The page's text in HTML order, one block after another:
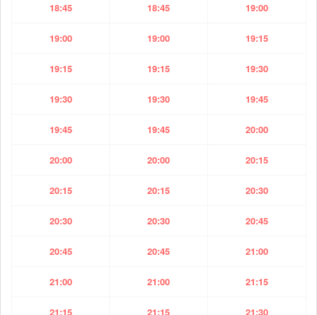
18:45 18:45 19:00
19:00 19:00 19:15
19:15 19:15 19:30
19:30 19:30 19:45
19:45 19:45 20:00
20:00 20:00 20:15
20:15 20:15 20:30
20:30 20:30 20:45
20:45 20:45 21:00
21:00 21:00 21:15
21:15 21:15 21:30